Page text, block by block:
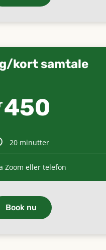
kort samtale
450
20 minutter
Zoom eller telefon
Book nu